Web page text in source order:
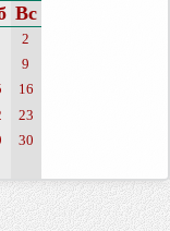
Вс
2
9
16
23
30